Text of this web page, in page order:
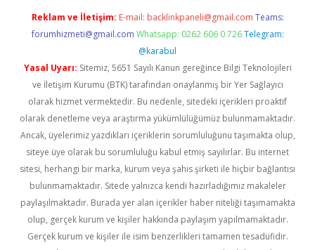
Reklam ve İletişim: E-mail: backlinkpaneli@gmail.com Teams:
forumhizmeti@gmail.com Whatsapp: 0262 606 0 726 Telegram:
@karabul
Yasal Uyarı: Sitemiz, 5651 Sayılı Kanun gereğince Bilgi Teknolojileri
ve İletişim Kurumu (BTK) tarafından onaylanmış bir Yer Sağlayıcı
olarak hizmet vermektedir. Bu nedenle, sitedeki içerikleri proaktif
olarak denetleme veya araştırma yükümlülüğümüz bulunmamaktadır.
Ancak, üyelerimiz yazdıkları içeriklerin sorumluluğunu taşımakta olup,
siteye üye olarak bu sorumluluğu kabul etmiş sayılırlar. Bu internet
sitesi, herhangi bir marka, kurum veya şahıs şirketi ile hiçbir bağlantısı
bulunmamaktadır. Sitede yalnızca kendi hazırladığımız makaleler
paylaşılmaktadır. Burada yer alan içerikler haber niteliği taşımamakta
olup, gerçek kurum ve kişiler hakkında paylaşım yapılmamaktadır.
Gerçek kurum ve kişiler ile isim benzerlikleri tamamen tesadüfidir.